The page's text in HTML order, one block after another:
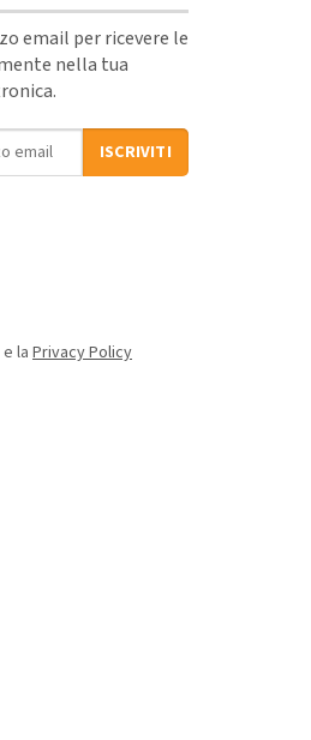
email per ricevere le
nella tua
ISCRIVITI
la Privacy Policy